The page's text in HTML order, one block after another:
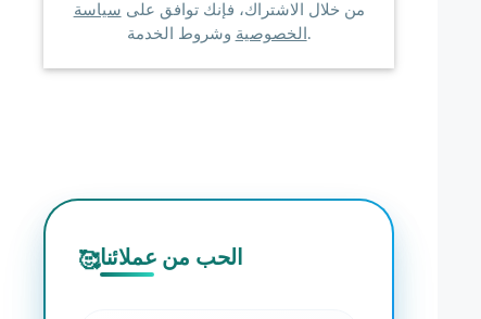
من خلال الاشتراك، فإنك توافق على سياسة
الخصوصية وشروط الخدمة.
🥰الحب من عملائنا